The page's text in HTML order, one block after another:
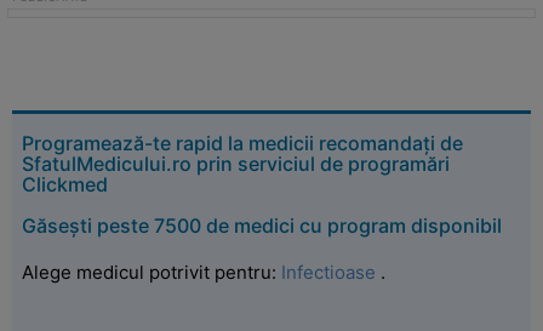
Programează-te rapid la medicii recomandați de
SfatulMedicului.ro prin serviciul de programări
Clickmed
Găsești peste 7500 de medici cu program disponibil
Alege medicul potrivit pentru: Infectioase .